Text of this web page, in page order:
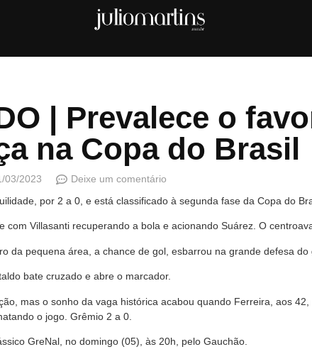
| Prevalece o
na Copa do Brasil
03/2023
Deixe um comentário
por 2 a 0, e está classificado à segunda fase da Copa do
com Villasanti recuperando a bola e acionando Suárez. O
da pequena área, a chance de gol, esbarrou na grande defesa do
bate cruzado e abre o marcador.
mas o sonho da vaga histórica acabou quando Ferreira, aos
o jogo. Grêmio 2 a 0.
GreNal, no domingo (05), às 20h, pelo Gauchão.